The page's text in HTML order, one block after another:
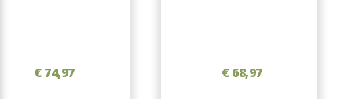
€ 74,97 € 68,97